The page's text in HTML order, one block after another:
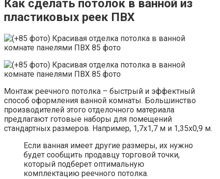
Как сделать потолок в ванной из
пластиковых реек ПВХ
Монтаж реечного потолка – быстрый и эффектный
способ оформления ванной комнаты. Большинство
производителей этого отделочного материала
предлагают готовые наборы для помещений
стандартных размеров. Например, 1,7х1,7 м и 1,35х0,9 м.
Если ванная имеет другие размеры, их нужно
будет сообщить продавцу торговой точки,
который подберет оптимальную
комплектацию реечного потолка.